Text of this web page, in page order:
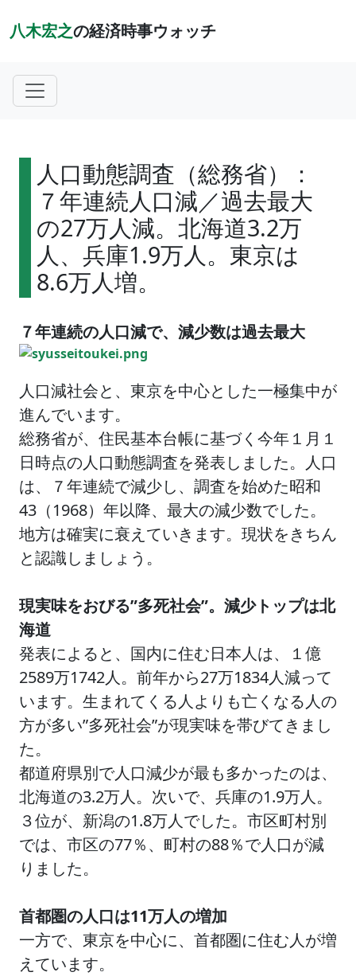
八木宏之の経済時事ウォッチ
人口動態調査（総務省）：
７年連続人口減／過去最大
の27万人減。北海道3.2万
人、兵庫1.9万人。東京は
8.6万人増。
７年連続の人口減で、減少数は過去最大
人口減社会と、東京を中心とした一極集中が
進んでいます。
総務省が、住民基本台帳に基づく今年１月１
日時点の人口動態調査を発表しました。人口
は、７年連続で減少し、調査を始めた昭和
43（1968）年以降、最大の減少数でした。
地方は確実に衰えていきます。現状をきちん
と認識しましょう。
現実味をおびる”多死社会”。減少トップは北
海道
発表によると、国内に住む日本人は、１億
2589万1742人。前年から27万1834人減って
います。生まれてくる人よりも亡くなる人の
方が多い”多死社会”が現実味を帯びてきまし
た。
都道府県別で人口減少が最も多かったのは、
北海道の3.2万人。次いで、兵庫の1.9万人。
３位が、新潟の1.8万人でした。市区町村別
では、市区の77％、町村の88％で人口が減
りました。
首都圏の人口は11万人の増加
一方で、東京を中心に、首都圏に住む人が増
えています。